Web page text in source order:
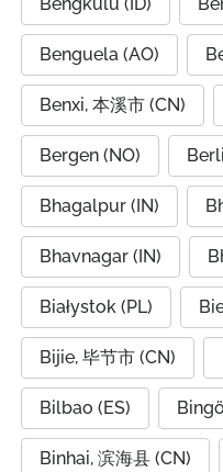
Benguela (AO)
Benxi, 本溪市 (CN)
Bergen (NO)
Bhagalpur (IN)
Bhavnagar (IN)
Białystok (PL)
Bijie, 毕节市 (CN)
Bilbao (ES)
Binhai, 滨海县 (CN)